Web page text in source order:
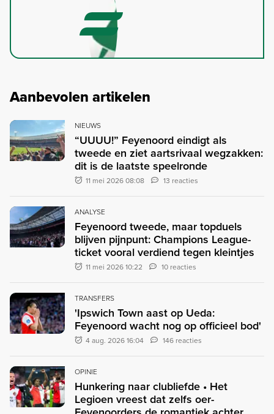
Aanbevolen artikelen
NIEUWS
“UUUU!” Feyenoord eindigt als
tweede en ziet aartsrivaal wegzakken:
dit is de laatste speelronde
11 mei 2026 08:08 13 reacties
ANALYSE
Feyenoord tweede, maar topduels
blijven pijnpunt: Champions League-
ticket vooral verdiend tegen kleintjes
11 mei 2026 10:22 10 reacties
TRANSFERS
'Ipswich Town aast op Ueda:
Feyenoord wacht nog op officieel bod'
4 aug. 2026 16:04 146 reacties
OPINIE
Hunkering naar clubliefde • Het
Legioen vreest dat zelfs oer-